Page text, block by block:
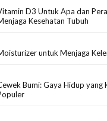
D3 Untuk Apa dan
Kesehatan Tubuh
untuk Menjaga
Bumi: Gaya Hidup yang